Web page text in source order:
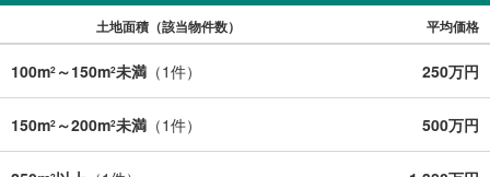
土地面積（該当物件数） 平均価格
100m2 ～150m2未満 （1件） 250万円
150m2 ～200m2未満 （1件） 500万円